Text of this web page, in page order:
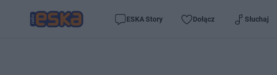
ESKA Story Dołącz Słuchaj